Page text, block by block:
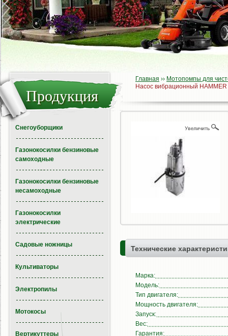
Главная ›› Мотопомпы для
Насос вибрационный HAMMER
Технические
Марка:
Модель:
Тип двигателя:
Мощность двигателя:
Запуск:
Вес:
Гарантия:
Продукция
Снегоуборщики
Газонокосилки бензиновые
самоходные
Газонокосилки бензиновые
несамоходные
Газонокосилки
электрические
Садовые ножницы
Культиваторы
Электропилы
Мотокосы
Вертикуттеры